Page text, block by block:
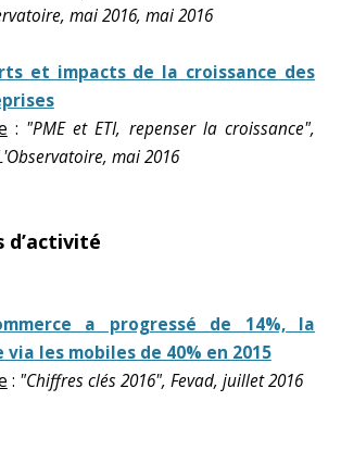
mai 2016, mai 2016
et impacts de la croissance des
: "PME et ETI, repenser la croissance",
mai 2016
d’activité
a progressé de 14%, la
les mobiles de 40% en 2015
: "Chiffres clés 2016", Fevad, juillet 2016